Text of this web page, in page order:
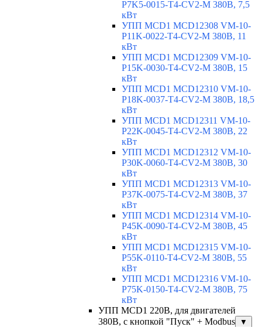
P7K5-0015-T4-CV2-M 380В, 7,5
кВт
УПП MCD1 MCD12308 VM-10-
P11K-0022-T4-CV2-M 380В, 11
кВт
УПП MCD1 MCD12309 VM-10-
P15K-0030-T4-CV2-M 380В, 15
кВт
УПП MCD1 MCD12310 VM-10-
P18K-0037-T4-CV2-M 380В, 18,5
кВт
УПП MCD1 MCD12311 VM-10-
P22K-0045-T4-CV2-M 380В, 22
кВт
УПП MCD1 MCD12312 VM-10-
P30K-0060-T4-CV2-M 380В, 30
кВт
УПП MCD1 MCD12313 VM-10-
P37K-0075-T4-CV2-M 380В, 37
кВт
УПП MCD1 MCD12314 VM-10-
P45K-0090-T4-CV2-M 380В, 45
кВт
УПП MCD1 MCD12315 VM-10-
P55K-0110-T4-CV2-M 380В, 55
кВт
УПП MCD1 MCD12316 VM-10-
P75K-0150-T4-CV2-M 380В, 75
кВт
УПП MCD1 220В, для двигателей
380В, с кнопкой "Пуск" + Modbus
▼